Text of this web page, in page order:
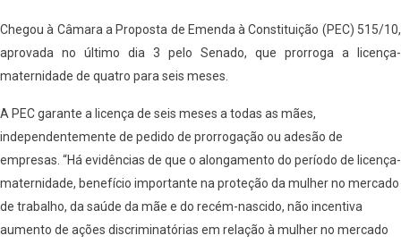
Chegou à Câmara a Proposta de Emenda à Constituição (PEC) 515/10,
aprovada no último dia 3 pelo Senado, que prorroga a licença-
maternidade de quatro para seis meses.
A PEC garante a licença de seis meses a todas as mães,
independentemente de pedido de prorrogação ou adesão de
empresas. “Há evidências de que o alongamento do período de licença-
maternidade, benefício importante na proteção da mulher no mercado
de trabalho, da saúde da mãe e do recém-nascido, não incentiva
aumento de ações discriminatórias em relação à mulher no mercado